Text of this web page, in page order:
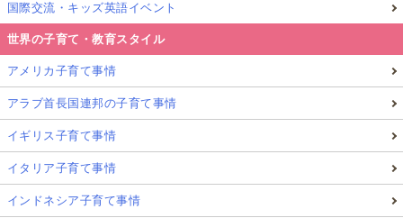
国際交流・キッズ英語イベント
世界の子育て・教育スタイル
アメリカ子育て事情
アラブ首長国連邦の子育て事情
イギリス子育て事情
イタリア子育て事情
インドネシア子育て事情